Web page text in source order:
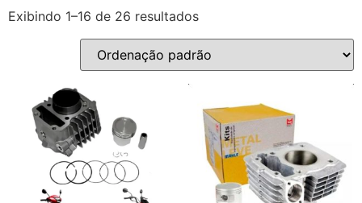
Exibindo 1–16 de 26 resultados